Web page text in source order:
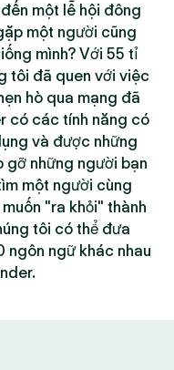
một lễ hội đông
một người cũng
mình? Với 55 tỉ
tôi đã quen với việc
hò qua mạng đã
có các tính năng có
và được những
gỡ những người bạn
một người cùng
"ra khỏi" thành
tôi có thể đưa
ngôn ngữ khác nhau